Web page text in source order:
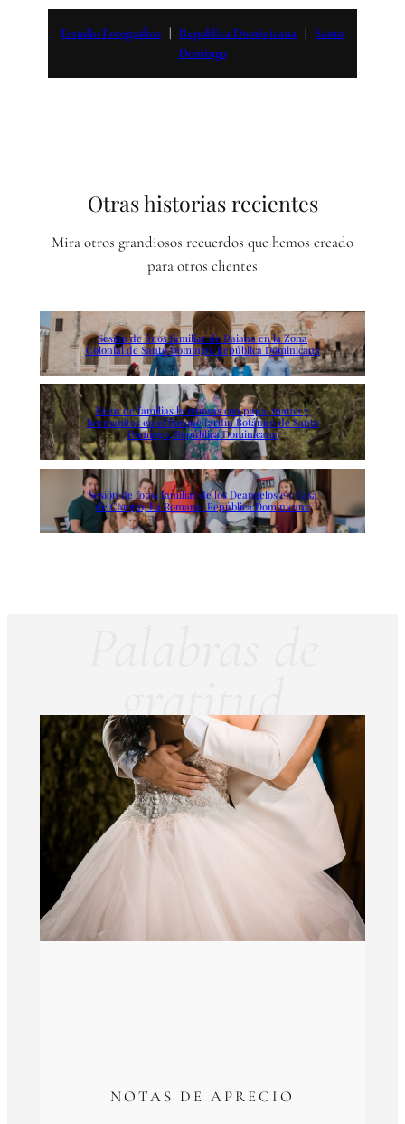
Estudio Fotografico
   |
Republica Dominicana
   |
Santo
Domingo
Otras historias recientes
Mira otros grandiosos recuerdos que hemos creado
para otros clientes
Sesión de fotos familiar de Daiana en la Zona
Colonial de Santo Domingo, República Dominicana
Fotos de familias hermosas con papa, mama y
hermanitos en el Parque Jardín Botánico de Santo
Domingo, República Dominicana
Sesión de fotos familiar de los Deangelos en Casa
de Campo, La Romana, República Dominicana
gratitud
NOTAS DE APRECIO